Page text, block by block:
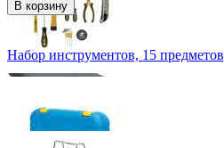
В корзину
Набор инструментов, 15